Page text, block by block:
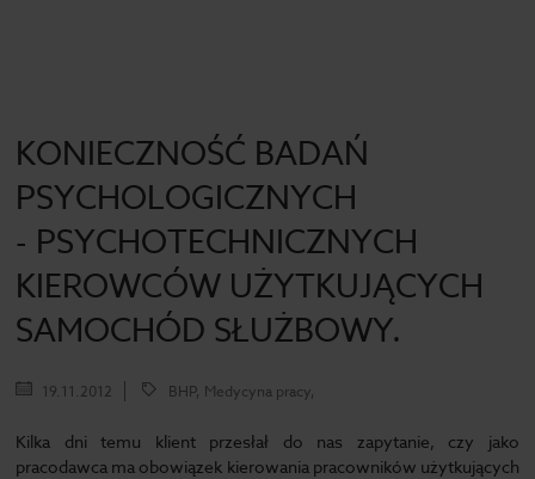
KONIECZNOŚĆ BADAŃ
PSYCHOLOGICZNYCH
- PSYCHOTECHNICZNYCH
KIEROWCÓW UŻYTKUJĄCYCH
SAMOCHÓD SŁUŻBOWY.
19.11.2012 BHP, Medycyna pracy,
Kilka dni temu klient przesłał do nas zapytanie, czy jako
pracodawca ma obowiązek kierowania pracowników użytkujących